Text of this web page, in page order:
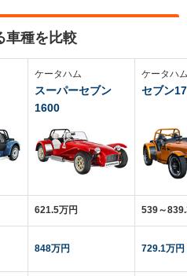
車種を比較
ケータハム
スーパーセブン
1600
621.5万円
848万円
ケータハ
セブン
539～
729.1万円